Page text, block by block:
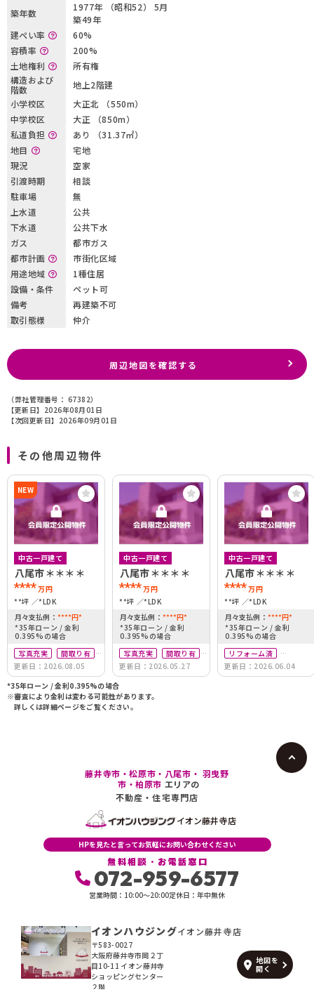
築年数
1977年 （昭和52） 5月
築49年
建ぺい率
60%
容積率
200%
土地権利
所有権
構造および
階数
地上2階建
小学校区
大正北 （550m）
中学校区
大正 （850m）
私道負担
あり （31.37㎡）
地目
宅地
現況
空家
引渡時期
相談
駐車場
無
上水道
公共
下水道
公共下水
ガス
都市ガス
都市計画
市街化区域
用途地域
1種住居
設備・条件
ペット可
備考
再建築不可
取引態様
仲介
周辺地図を確認する
（弊社管理番号： 67382）
【更新日】2026年08月01日
【次回更新日】2026年09月01日
その他周辺物件
NEW
中古一戸建て
八尾市＊＊＊＊
****万円
**坪
*LDK
月々支払例： ****円*
*35年ローン / 金利
0.395%の場合
写真充実
間取り有
南向き
駅徒歩10分以内
更新日：2026.08.05
中古一戸建て
八尾市＊＊＊＊
****万円
**坪
*LDK
月々支払例： ****円*
*35年ローン / 金利
0.395%の場合
写真充実
間取り有
築10年以内
南向き
更新日：2026.05.27
中古一戸建て
八尾市＊＊＊＊
****万円
**坪
*LDK
月々支払例： ****円*
*35年ローン / 金利
0.395%の場合
リフォーム済
駅徒歩10分以内
更新日：2026.06.04
*35年ローン / 金利0.395%の場合
※審査により金利は変わる可能性があります。
詳しくは詳細ページをご覧ください。
藤井寺市・松原市・八尾市・ 羽曳野
市・柏原市 エリアの
不動産・住宅専門店
イオン藤井寺店
HPを見たと言ってお気軽にお問い合わせください
無料相談・お電話窓口
072-959-6577
営業時間：10:00〜20:00定休日：年中無休
イオンハウジングイオン藤井寺店
〒583-0027
大阪府藤井寺市岡２丁
目10-11 イオン藤井寺
ショッピングセンター
２階
地図を
開く